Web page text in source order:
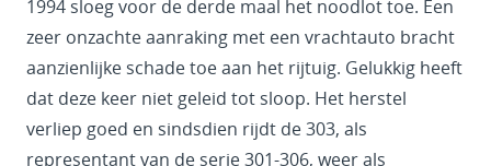
1994 sloeg voor de derde maal het noodlot toe. Een
zeer onzachte aanraking met een vrachtauto bracht
aanzienlijke schade toe aan het rijtuig. Gelukkig heeft
dat deze keer niet geleid tot sloop. Het herstel
verliep goed en sindsdien rijdt de 303, als
representant van de serie 301-306, weer als